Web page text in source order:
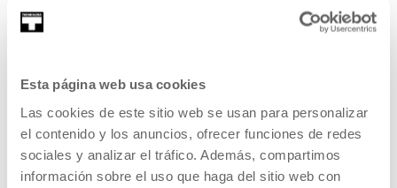
Esta página web usa cookies
Las cookies de este sitio web se usan para personalizar
el contenido y los anuncios, ofrecer funciones de redes
sociales y analizar el tráfico. Además, compartimos
información sobre el uso que haga del sitio web con
Irún, 1983.
Se educa en Danza Clásica entre el País Vasco y Madrid....
MORE INFORMATION
Guests